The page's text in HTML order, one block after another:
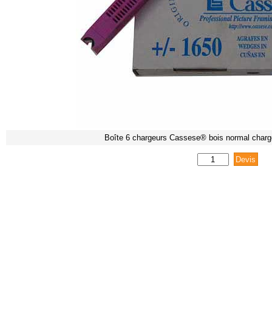
Boîte 6 chargeurs Cassese® bois normal